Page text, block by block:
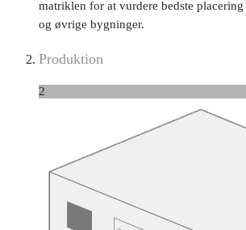
matriklen for at vurdere bedste
og øvrige bygninger.
Produktion
2